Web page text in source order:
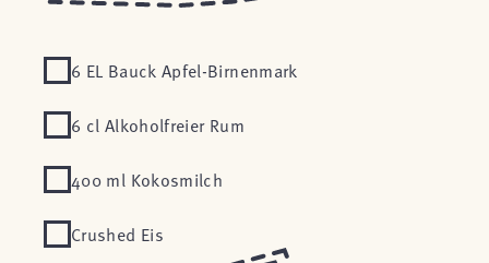
6 EL Bauck Apfel-Birnenmark
6 cl Alkoholfreier Rum
400 ml Kokosmilch
Crushed Eis